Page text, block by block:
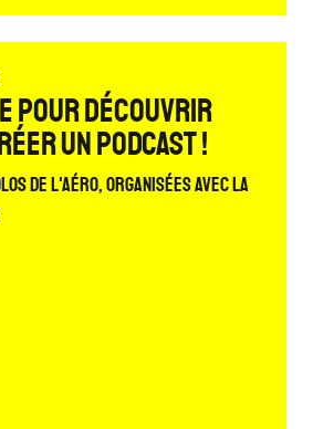
pour découvrir
un podcast !
de L'Aéro, organisées avec la